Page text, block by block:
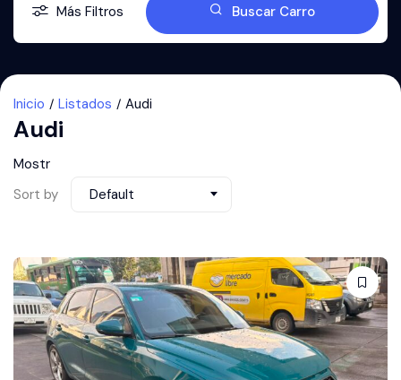
Más Filtros Buscar Carro
Inicio Listados Audi
Audi
Mostr
Sort by
Default